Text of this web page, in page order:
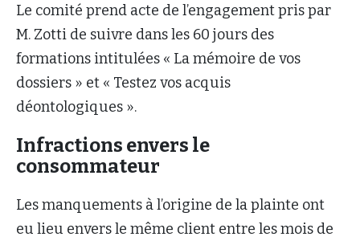
Le comité prend acte de l’engagement pris par
M. Zotti de suivre dans les 60 jours des
formations intitulées « La mémoire de vos
dossiers » et « Testez vos acquis
déontologiques ».
Infractions envers le
consommateur
Les manquements à l’origine de la plainte ont
eu lieu envers le même client entre les mois de